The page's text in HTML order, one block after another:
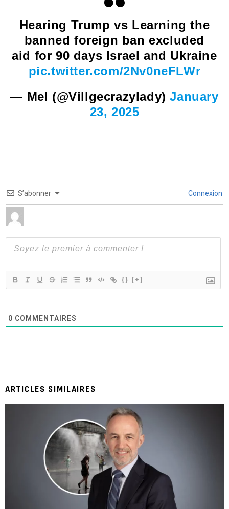
Hearing Trump vs Learning the
banned foreign ban excluded
aid for 90 days Israel and Ukraine
pic.twitter.com/2Nv0neFLWr
— Mel (@Villgecrazylady)January
23, 2025
S’abonner Connexion
{} [+]
0 COMMENTAIRES
ARTICLES SIMILAIRES